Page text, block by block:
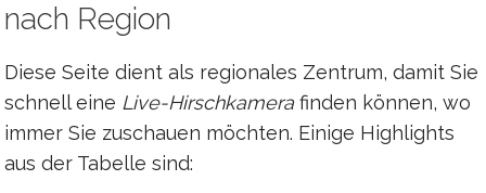
nach Region
Diese Seite dient als regionales Zentrum, damit Sie
schnell eine Live-Hirschkamera finden können, wo
immer Sie zuschauen möchten. Einige Highlights
aus der Tabelle sind: